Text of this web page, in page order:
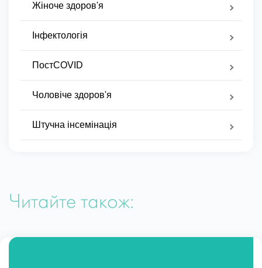
Жіноче здоров'я
Інфектологія
ПостCOVID
Чоловіче здоров'я
Штучна інсемінація
Читайте також: